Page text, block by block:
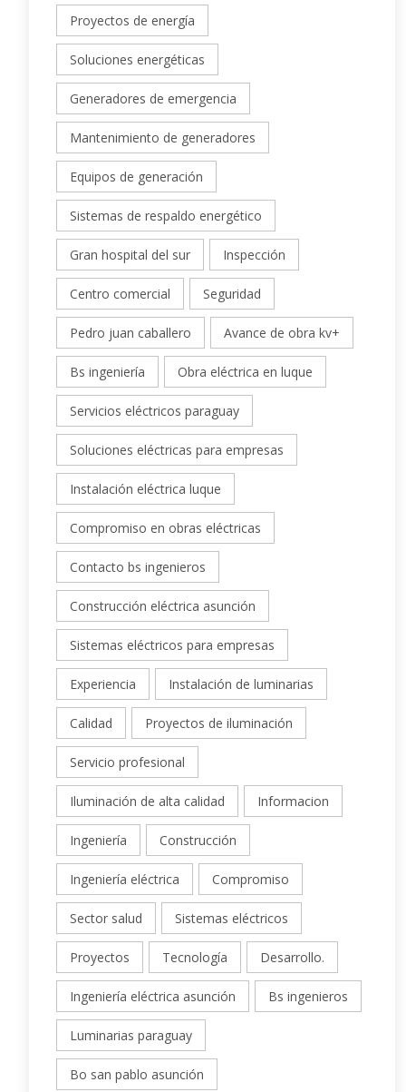
Proyectos de energía
Soluciones energéticas
Generadores de emergencia
Mantenimiento de generadores
Equipos de generación
Sistemas de respaldo energético
Gran hospital del sur Inspección
Centro comercial Seguridad
Pedro juan caballero Avance de obra kv+
Bs ingeniería Obra eléctrica en luque
Servicios eléctricos paraguay
Soluciones eléctricas para empresas
Instalación eléctrica luque
Compromiso en obras eléctricas
Contacto bs ingenieros
Construcción eléctrica asunción
Sistemas eléctricos para empresas
Experiencia Instalación de luminarias
Calidad Proyectos de iluminación
Servicio profesional
Iluminación de alta calidad Informacion
Ingeniería Construcción
Ingeniería eléctrica Compromiso
Sector salud Sistemas eléctricos
Proyectos Tecnología Desarrollo.
Ingeniería eléctrica asunción Bs ingenieros
Luminarias paraguay
Bo san pablo asunción